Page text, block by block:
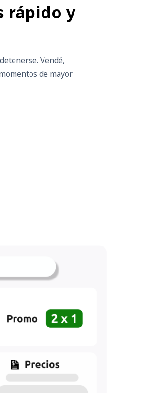
rápido y
Vendé,
de mayor